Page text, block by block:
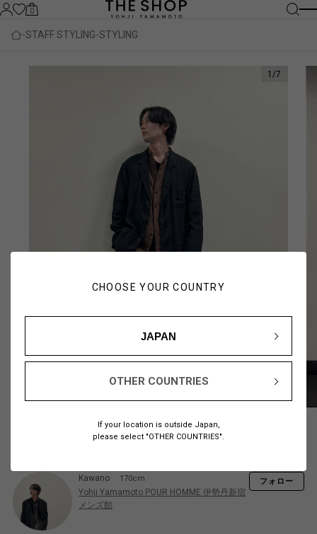
CHOOSE YOUR COUNTRY
JAPAN
OTHER COUNTRIES
If your location is outside Japan,
please select "OTHER COUNTRIES".
0
STAFF STYLING STYLING
1 /7
Kawano 170cm
Yohji Yamamoto POUR HOMME 伊勢丹新宿
メンズ館
フォロー